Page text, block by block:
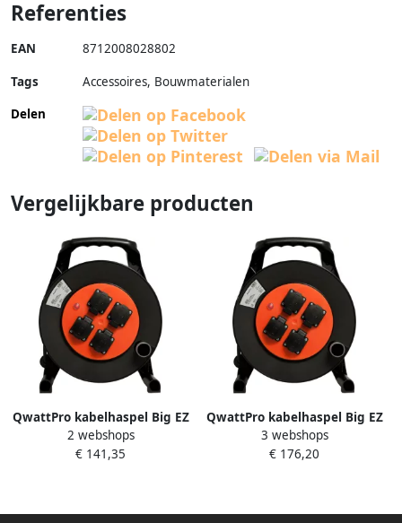
Referenties
EAN 8712008028802
Tags
Accessoires, Bouwmaterialen
Delen
Vergelijkbare producten
QwattPro kabelhaspel Big EZ
RA 25m 3G2 5 H07RN-F zwart
1311002
2 webshops
€ 141,35
QwattPro kabelhaspel Big EZ
RA 40m 3G2 5 H07RN-F zwart
1311004
3 webshops
€ 176,20